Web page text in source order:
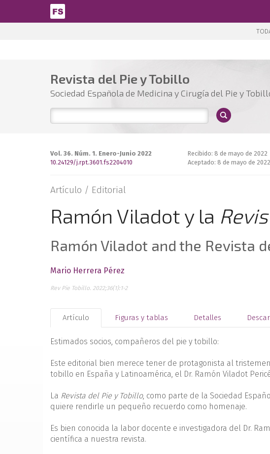
Pasar al contenido principal
Revista del Pie y Tobillo
Sociedad Española de Medicina y Cirugía del Pie y
Vol. 36. Núm. 1. Enero-Junio 2022
10.24129/j.rpt.3601.fs2204010
Recibido: 8 de mayo de 2022
Aceptado: 8 de mayo de 2022
Artículo / Editorial
Ramón Viladot y la
Ramón Viladot and the Revista
Mario Herrera Pérez
Rev Pie Tobillo. 2022;36(1):1-2
Artículo Figuras y tablas Detalles
Estimados socios, compañeros del pie y tobillo:
Este editorial bien merece tener de protagonista al
tobillo en España y Latinoamérica, el Dr. Ramón Viladot
La Revista del Pie y Tobillo, como parte de la Sociedad
quiere rendirle un pequeño recuerdo como homenaje.
Es bien conocida la labor docente e investigadora del Dr.
científica a nuestra revista.